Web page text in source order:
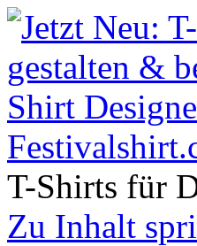
T-Shirts für
Zu Inhalt